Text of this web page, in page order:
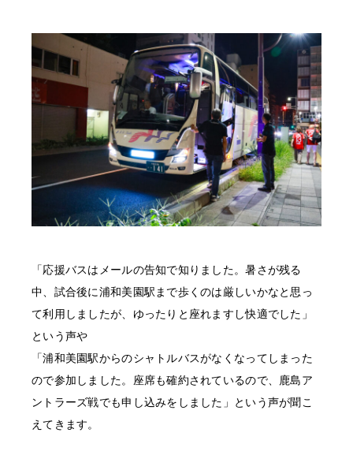
「応援バスはメールの告知で知りました。暑さが残る
中、試合後に浦和美園駅まで歩くのは厳しいかなと思っ
て利用しましたが、ゆったりと座れますし快適でした」
という声や
「浦和美園駅からのシャトルバスがなくなってしまった
ので参加しました。座席も確約されているので、鹿島ア
ントラーズ戦でも申し込みをしました」という声が聞こ
えてきます。